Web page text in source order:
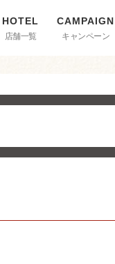
店舗一覧 キャンペーン